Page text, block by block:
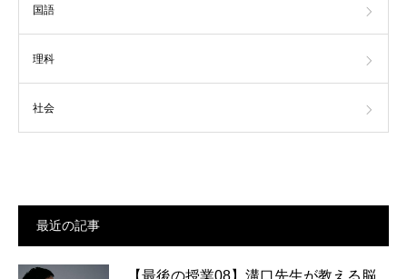
国語
理科
社会
最近の記事
【最後の授業08】溝口先生が教える脳